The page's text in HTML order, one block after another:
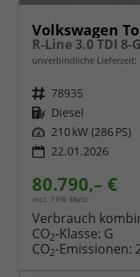
Volkswagen
R-Line 3.0 TDI
unverbindliche Lieferzeit:
Fahrzeugnr. 78935
Kraftstoff Diesel
Leistung 210 kW (286 PS)
22.01.2026
80.790,– €
incl. 19% MwSt.
Verbrauch
CO2-Klasse: G
CO2-Emissionen: